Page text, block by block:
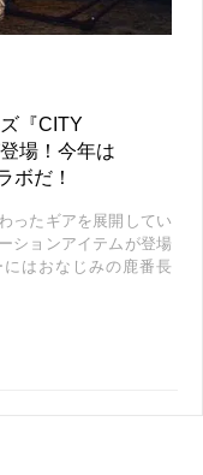
『CITY
場！今年は
ボだ！
ったギアを展開してい
ションアイテムが登場
はおなじみの鹿番長